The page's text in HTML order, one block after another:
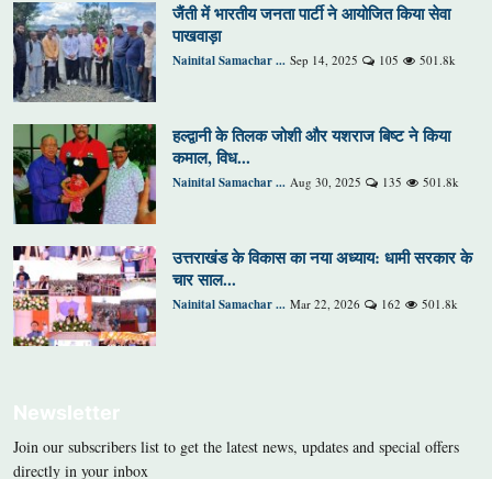
जैंती में भारतीय जनता पार्टी ने आयोजित किया सेवा
पाखवाड़ा
Nainital Samachar ... Sep 14, 2025 105 501.8k
हल्द्वानी के तिलक जोशी और यशराज बिष्ट ने किया
कमाल, विध...
Nainital Samachar ... Aug 30, 2025 135 501.8k
उत्तराखंड के विकास का नया अध्याय: धामी सरकार के
चार साल...
Nainital Samachar ... Mar 22, 2026 162 501.8k
Newsletter
Join our subscribers list to get the latest news, updates and special offers
directly in your inbox